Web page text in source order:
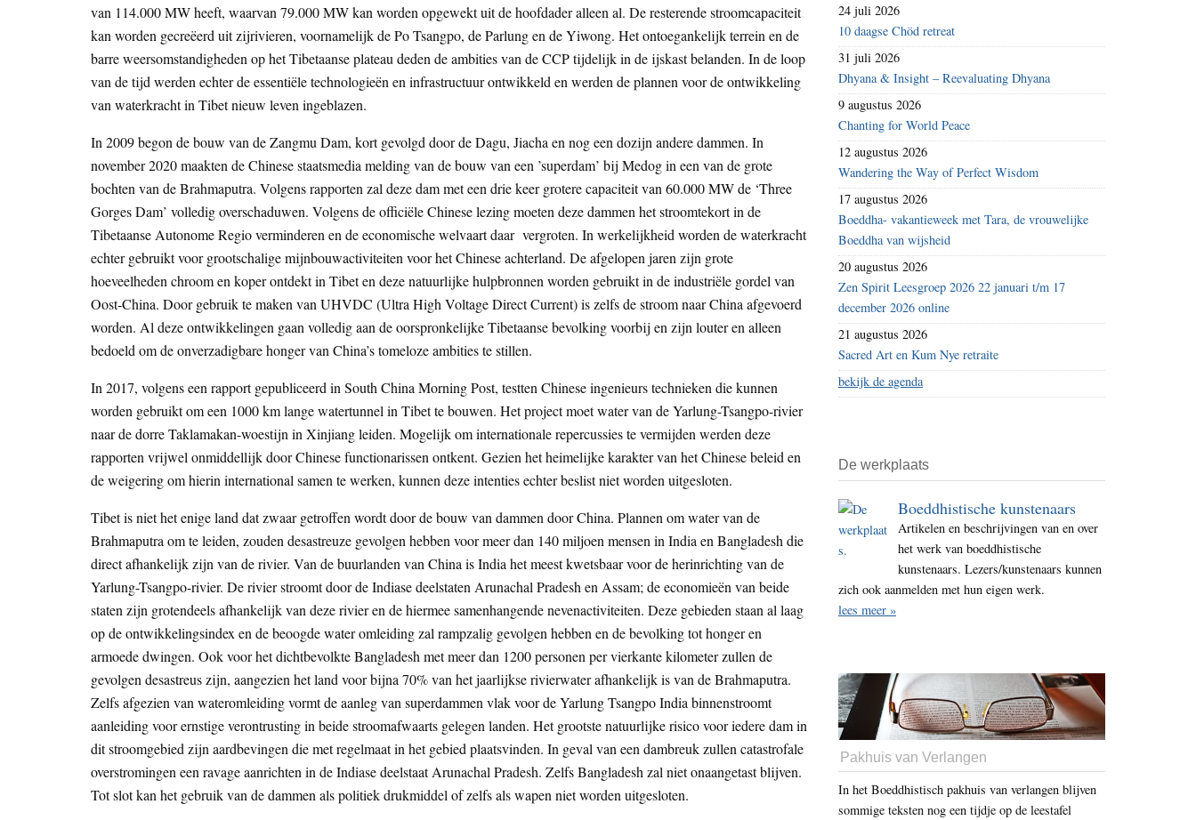
van 114.000 MW heeft, waarvan 79.000 MW kan worden opgewekt uit de hoofdader alleen al. De resterende stroomcapaciteit
kan worden gecreëerd uit zijrivieren, voornamelijk de Po Tsangpo, de Parlung en de Yiwong. Het ontoegankelijk terrein en de
barre weersomstandigheden op het Tibetaanse plateau deden de ambities van de CCP tijdelijk in de ijskast belanden. In de loop
van de tijd werden echter de essentiële technologieën en infrastructuur ontwikkeld en werden de plannen voor de ontwikkeling
van waterkracht in Tibet nieuw leven ingeblazen.
In 2009 begon de bouw van de Zangmu Dam, kort gevolgd door de Dagu, Jiacha en nog een dozijn andere dammen. In
november 2020 maakten de Chinese staatsmedia melding van de bouw van een ’superdam’ bij Medog in een van de grote
bochten van de Brahmaputra. Volgens rapporten zal deze dam met een drie keer grotere capaciteit van 60.000 MW de ‘Three
Gorges Dam’ volledig overschaduwen. Volgens de officiële Chinese lezing moeten deze dammen het stroomtekort in de
Tibetaanse Autonome Regio verminderen en de economische welvaart daar vergroten. In werkelijkheid worden de waterkracht
echter gebruikt voor grootschalige mijnbouwactiviteiten voor het Chinese achterland. De afgelopen jaren zijn grote
hoeveelheden chroom en koper ontdekt in Tibet en deze natuurlijke hulpbronnen worden gebruikt in de industriële gordel van
Oost-China. Door gebruik te maken van UHVDC (Ultra High Voltage Direct Current) is zelfs de stroom naar China afgevoerd
worden. Al deze ontwikkelingen gaan volledig aan de oorspronkelijke Tibetaanse bevolking voorbij en zijn louter en alleen
bedoeld om de onverzadigbare honger van China’s tomeloze ambities te stillen.
In 2017, volgens een rapport gepubliceerd in South China Morning Post, testten Chinese ingenieurs technieken die kunnen
worden gebruikt om een 1000 km lange watertunnel in Tibet te bouwen. Het project moet water van de Yarlung-Tsangpo-rivier
naar de dorre Taklamakan-woestijn in Xinjiang leiden. Mogelijk om internationale repercussies te vermijden werden deze
rapporten vrijwel onmiddellijk door Chinese functionarissen ontkent. Gezien het heimelijke karakter van het Chinese beleid en
de weigering om hierin international samen te werken, kunnen deze intenties echter beslist niet worden uitgesloten.
Tibet is niet het enige land dat zwaar getroffen wordt door de bouw van dammen door China. Plannen om water van de
Brahmaputra om te leiden, zouden desastreuze gevolgen hebben voor meer dan 140 miljoen mensen in India en Bangladesh die
direct afhankelijk zijn van de rivier. Van de buurlanden van China is India het meest kwetsbaar voor de herinrichting van de
Yarlung-Tsangpo-rivier. De rivier stroomt door de Indiase deelstaten Arunachal Pradesh en Assam; de economieën van beide
staten zijn grotendeels afhankelijk van deze rivier en de hiermee samenhangende nevenactiviteiten. Deze gebieden staan al laag
op de ontwikkelingsindex en de beoogde water omleiding zal rampzalig gevolgen hebben en de bevolking tot honger en
armoede dwingen. Ook voor het dichtbevolkte Bangladesh met meer dan 1200 personen per vierkante kilometer zullen de
gevolgen desastreus zijn, aangezien het land voor bijna 70% van het jaarlijkse rivierwater afhankelijk is van de Brahmaputra.
Zelfs afgezien van wateromleiding vormt de aanleg van superdammen vlak voor de Yarlung Tsangpo India binnenstroomt
aanleiding voor ernstige verontrusting in beide stroomafwaarts gelegen landen. Het grootste natuurlijke risico voor iedere dam in
dit stroomgebied zijn aardbevingen die met regelmaat in het gebied plaatsvinden. In geval van een dambreuk zullen catastrofale
overstromingen een ravage aanrichten in de Indiase deelstaat Arunachal Pradesh. Zelfs Bangladesh zal niet onaangetast blijven.
Tot slot kan het gebruik van de dammen als politiek drukmiddel of zelfs als wapen niet worden uitgesloten.
24 juli 2026
10 daagse Chöd retreat
31 juli 2026
Dhyana & Insight – Reevaluating Dhyana
9 augustus 2026
Chanting for World Peace
12 augustus 2026
Wandering the Way of Perfect Wisdom
17 augustus 2026
Boeddha- vakantieweek met Tara, de vrouwelijke
Boeddha van wijsheid
20 augustus 2026
Zen Spirit Leesgroep 2026 22 januari t/m 17
december 2026 online
21 augustus 2026
Sacred Art en Kum Nye retraite
bekijk de agenda
De werkplaats
Boeddhistische kunstenaars
Artikelen en beschrijvingen van en over
het werk van boeddhistische
kunstenaars. Lezers/kunstenaars kunnen
zich ook aanmelden met hun eigen werk.
lees meer »
Pakhuis van Verlangen
In het Boeddhistisch pakhuis van verlangen blijven
sommige teksten nog een tijdje op de leestafel